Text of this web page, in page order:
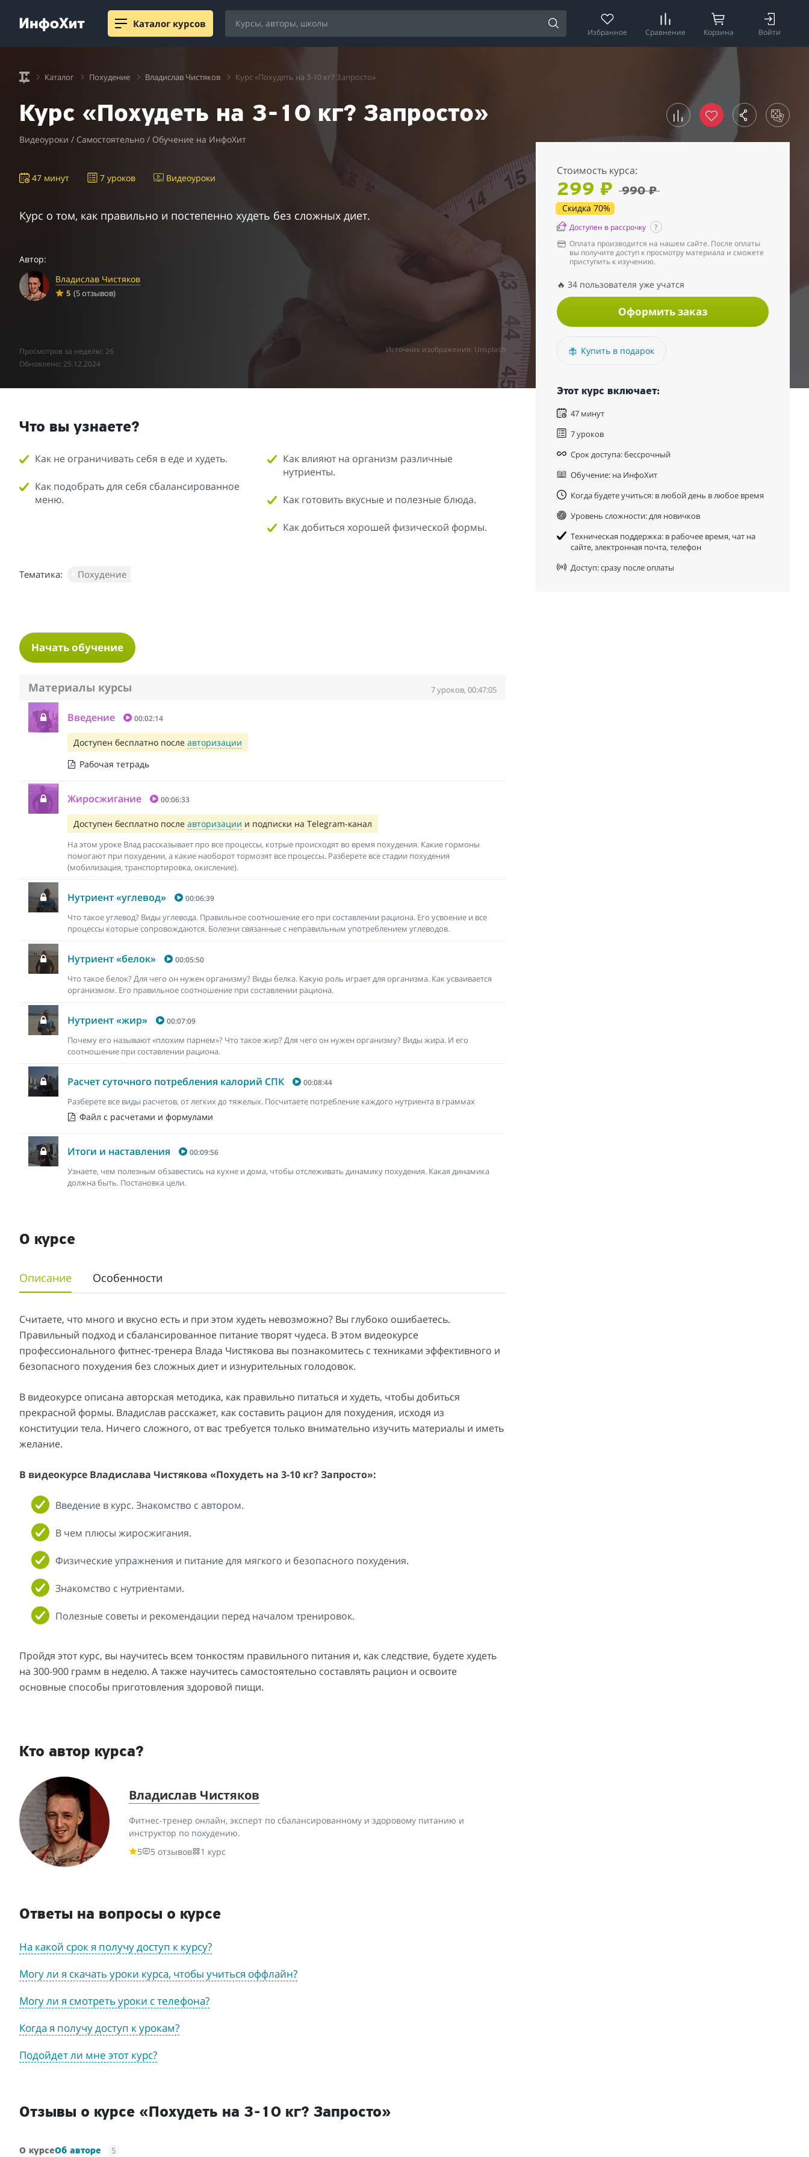
Каталог курсов
Избранное Сравнение Корзина Войти
Каталог Похудение Владислав Чистяков Курс «Похудеть на 3-10 кг? Запросто»
Курс «Похудеть на 3-10 кг? Запросто»
Видеоуроки / Самостоятельно / Обучение на ИнфоХит
47 минут 7 уроков Видеоуроки
Курс о том, как правильно и постепенно худеть без сложных диет.
Автор:
Владислав Чистяков
5 (5 отзывов)
Просмотров за неделю: 26
Обновлено: 25.12.2024
Источник изображения: Unsplash
Стоимость курса:
299 ₽ 990 ₽
Скидка 70%
Доступен в рассрочку
?
Оплата производится на нашем сайте. После оплаты
вы получите доступ к просмотру материала и сможете
приступить к изучению.
🔥 34 пользователя уже учатся
Оформить заказ
Купить в подарок
Этот курс включает:
47 минут
7 уроков
Срок доступа: бессрочный
Обучение: на ИнфоХит
Когда будете учиться: в любой день в любое время
Уровень сложности: для новичков
Техническая поддержка: в рабочее время, чат на
сайте, электронная почта, телефон
Доступ: сразу после оплаты
Что вы узнаете?
Как не ограничивать себя в еде и худеть.
Как подобрать для себя сбалансированное
меню.
Как влияют на организм различные
нутриенты.
Как готовить вкусные и полезные блюда.
Как добиться хорошей физической формы.
Тематика: Похудение
Начать обучение
Материалы курсы 7 уроков, 00:47:05
Введение 00:02:14
Доступен бесплатно после авторизации
Рабочая тетрадь
Жиросжигание 00:06:33
Доступен бесплатно после авторизации и подписки на Telegram-канал
На этом уроке Влад рассказывает про все процессы, котрые происходят во время похудения. Какие гормоны
помогают при похудении, а какие наоборот тормозят все процессы. Разберете все стадии похудения
(мобилизация, транспортировка, окисление).
Нутриент «углевод» 00:06:39
Что такое углевод? Виды углевода. Правильное соотношение его при составлении рациона. Его усвоение и все
процессы которые сопровождаются. Болезни связанные с неправильным употреблением углеводов.
Нутриент «белок» 00:05:50
Что такое белок? Для чего он нужен организму? Виды белка. Какую роль играет для организма. Как усваивается
организмом. Его правильное соотношение при составлении рациона.
Нутриент «жир» 00:07:09
Почему его называют «плохим парнем»? Что такое жир? Для чего он нужен организму? Виды жира. И его
соотношение при составлении рациона.
Расчет суточного потребления калорий СПК 00:08:44
Разберете все виды расчетов, от легких до тяжелых. Посчитаете потребление каждого нутриента в граммах
Файл с расчетами и формулами
Итоги и наставления 00:09:56
Узнаете, чем полезным обзавестись на кухне и дома, чтобы отслеживать динамику похудения. Какая динамика
должна быть. Постановка цели.
О курсе
Описание Особенности
Считаете, что много и вкусно есть и при этом худеть невозможно? Вы глубоко ошибаетесь.
Правильный подход и сбалансированное питание творят чудеса. В этом видеокурсе
профессионального фитнес-тренера Влада Чистякова вы познакомитесь с техниками эффективного и
безопасного похудения без сложных диет и изнурительных голодовок.
В видеокурсе описана авторская методика, как правильно питаться и худеть, чтобы добиться
прекрасной формы. Владислав расскажет, как составить рацион для похудения, исходя из
конституции тела. Ничего сложного, от вас требуется только внимательно изучить материалы и иметь
желание.
В видеокурсе Владислава Чистякова «Похудеть на 3-10 кг? Запросто»:
Введение в курс. Знакомство с автором.
В чем плюсы жиросжигания.
Физические упражнения и питание для мягкого и безопасного похудения.
Знакомство с нутриентами.
Полезные советы и рекомендации перед началом тренировок.
Пройдя этот курс, вы научитесь всем тонкостям правильно­го питания и, как следствие, будете худеть
на 300-900 грамм в неделю. А также научитесь самостоятельно составлять рацион и освоите
основные способы приготовле­ния здоровой пищи.
Кто автор курса?
Владислав Чистяков
Фитнес-тренер онлайн, эксперт по сбалансированному и здоровому питанию и
инструктор по похудению.
5
5 отзывов 1 курс
Ответы на вопросы о курсе
На какой срок я получу доступ к курсу?
Могу ли я скачать уроки курса, чтобы учиться оффлайн?
Могу ли я смотреть уроки с телефона?
Когда я получу доступ к урокам?
Подойдет ли мне этот курс?
Отзывы о курсе «Похудеть на 3-10 кг? Запросто»
О курсеОб авторе 5